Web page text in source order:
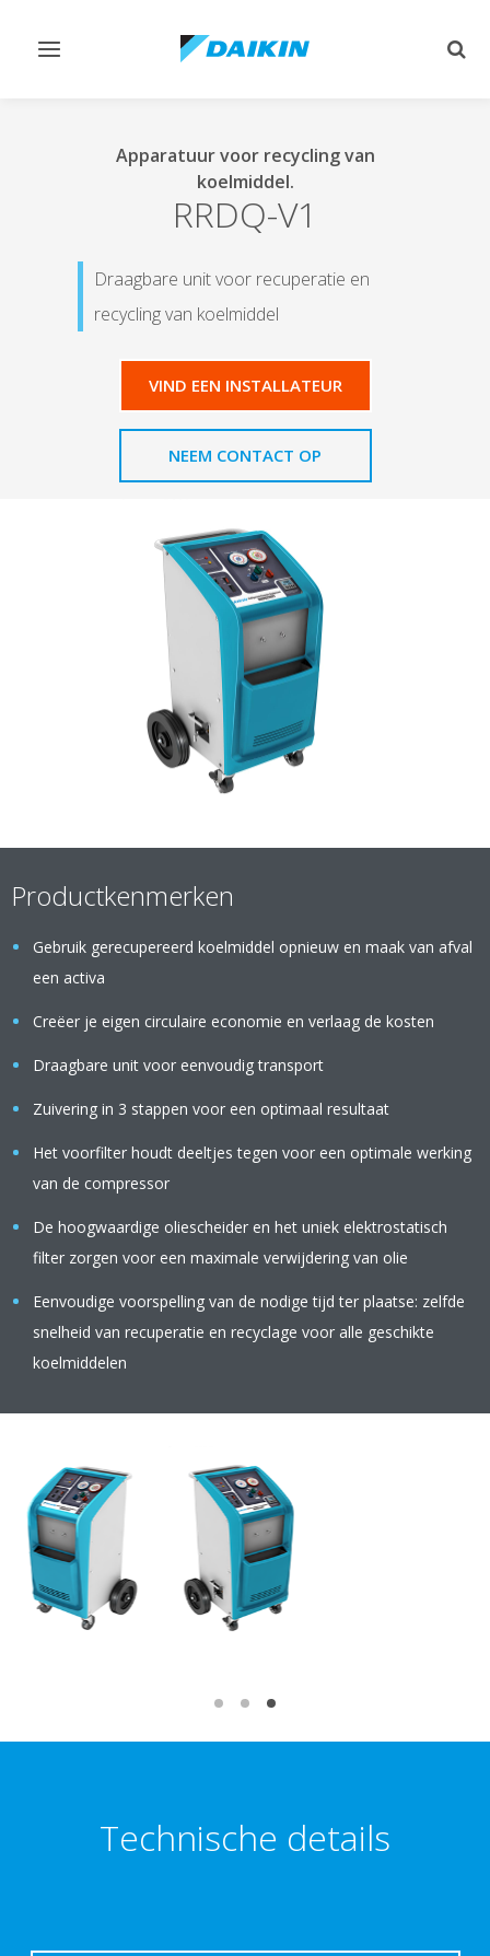
Navigatie
Apparatuur voor recycling van
koelmiddel.
RRDQ-V1
Draagbare unit voor recuperatie en
recycling van koelmiddel
VIND EEN INSTALLATEUR
NEEM CONTACT OP
Productkenmerken
Gebruik gerecupereerd koelmiddel opnieuw en maak van afval
een activa
Creëer je eigen circulaire economie en verlaag de kosten
Draagbare unit voor eenvoudig transport
Zuivering in 3 stappen voor een optimaal resultaat
Het voorfilter houdt deeltjes tegen voor een optimale werking
van de compressor
De hoogwaardige oliescheider en het uniek elektrostatisch
filter zorgen voor een maximale verwijdering van olie
Eenvoudige voorspelling van de nodige tijd ter plaatse: zelfde
snelheid van recuperatie en recyclage voor alle geschikte
koelmiddelen
Technische details